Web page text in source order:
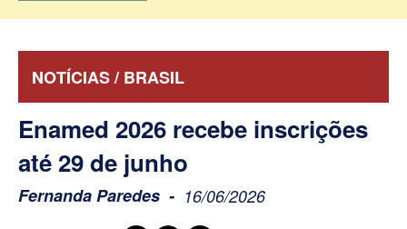
NOTÍCIAS / BRASIL
Enamed 2026 recebe inscrições
até 29 de junho
Fernanda Paredes 16/06/2026